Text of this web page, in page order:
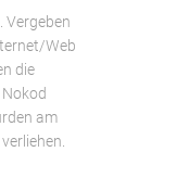
Vergeben
Web
die
am